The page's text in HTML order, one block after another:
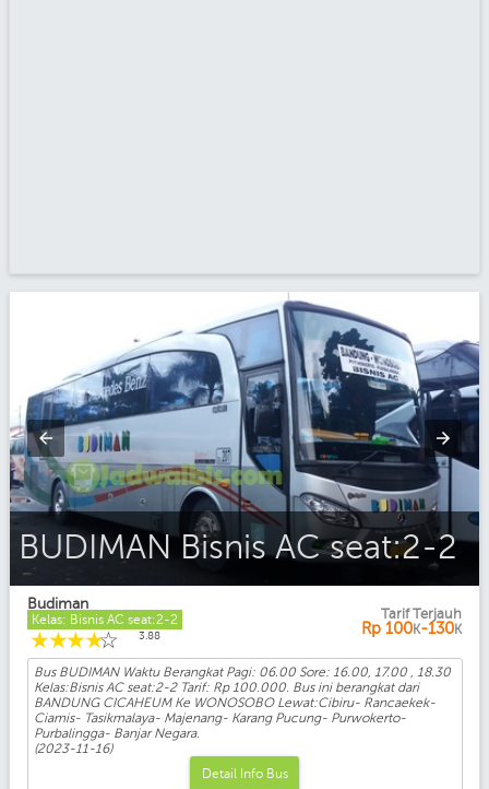
BUDIMAN Bisnis AC seat:2-2
Budiman
Kelas: Bisnis AC seat:2-2
☆
☆
☆
☆
☆ 3.88
Tarif Terjauh
Rp 100K-130K
Bus BUDIMAN Waktu Berangkat Pagi: 06.00 Sore: 16.00, 17.00 , 18.30
Kelas:Bisnis AC seat:2-2 Tarif: Rp 100.000. Bus ini berangkat dari
BANDUNG CICAHEUM Ke WONOSOBO Lewat:Cibiru- Rancaekek-
Ciamis- Tasikmalaya- Majenang- Karang Pucung- Purwokerto-
Purbalingga- Banjar Negara.
(2023-11-16)
Detail Info Bus